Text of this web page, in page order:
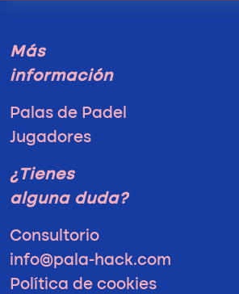
Más
información
Palas de Padel
Jugadores
¿Tienes
alguna duda?
Consultorio
info@pala-hack.com
Política de cookies